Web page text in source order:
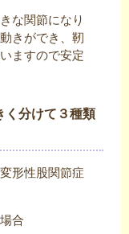
な関節になり
きができ、靭
ますので安定
く分けて３種類
形性股関節症
合